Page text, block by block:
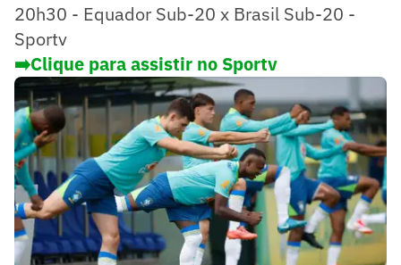
20h30 - Equador Sub-20 x Brasil Sub-20 -
Sportv
➡️Clique para assistir no Sportv